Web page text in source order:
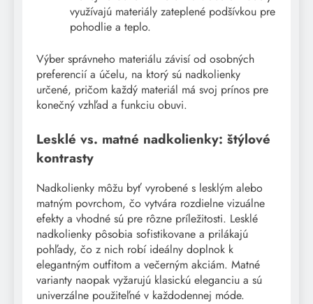
využívajú materiály zateplené podšívkou pre
pohodlie a teplo.
Výber správneho materiálu závisí od osobných
preferencií a účelu, na ktorý sú nadkolienky
určené, pričom každý materiál má svoj prínos pre
konečný vzhľad a funkciu obuvi.
Lesklé vs. matné nadkolienky: štýlové
kontrasty
Nadkolienky môžu byť vyrobené s lesklým alebo
matným povrchom, čo vytvára rozdielne vizuálne
efekty a vhodné sú pre rôzne príležitosti. Lesklé
nadkolienky pôsobia sofistikovane a prilákajú
pohľady, čo z nich robí ideálny doplnok k
elegantným outfitom a večerným akciám. Matné
varianty naopak vyžarujú klasickú eleganciu a sú
univerzálne použiteľné v každodennej móde.